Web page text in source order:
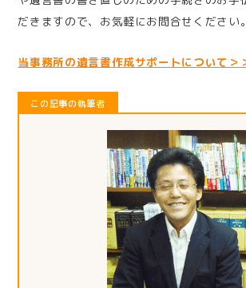
だきますので、お気軽にお問合せください。
当事務所の遺言書作成サポートについて＞
この記事の執筆者